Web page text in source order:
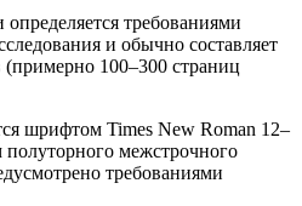
требованиями
и обычно составляет
(примерно 100–300 страниц
шрифтом Times New Roman 12–
полуторного межстрочного
требованиями